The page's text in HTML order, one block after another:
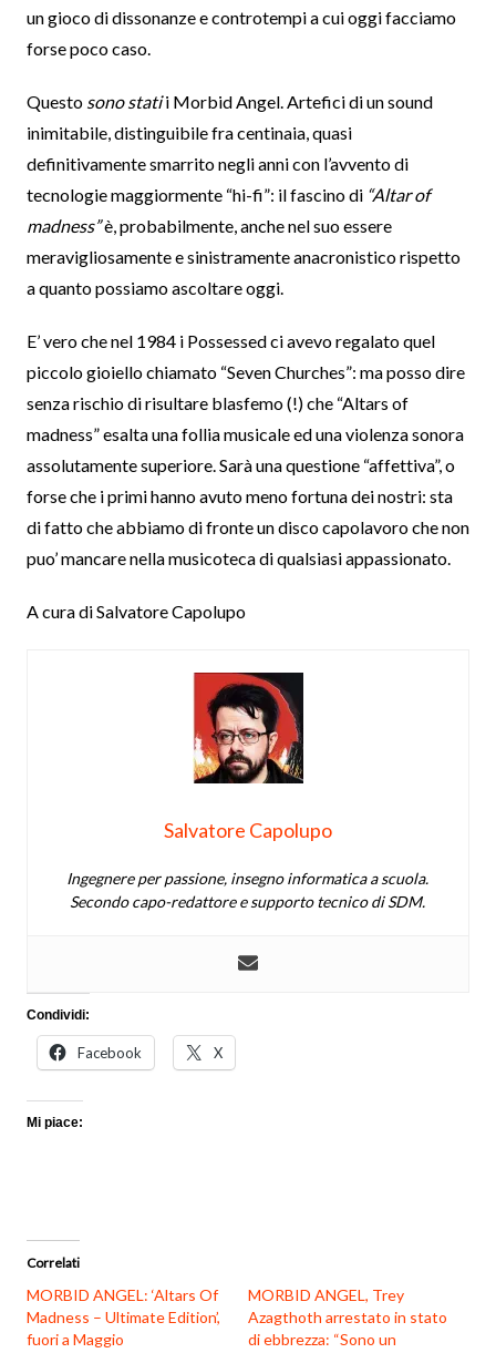
un gioco di dissonanze e controtempi a cui oggi facciamo
forse poco caso.
Questo sono statii Morbid Angel. Artefici di un sound
inimitabile, distinguibile fra centinaia, quasi
definitivamente smarrito negli anni con l’avvento di
tecnologie maggiormente “hi-fi”: il fascino di “Altar of
madness”è, probabilmente, anche nel suo essere
meravigliosamente e sinistramente anacronistico rispetto
a quanto possiamo ascoltare oggi.
E’ vero che nel 1984 i Possessed ci avevo regalato quel
piccolo gioiello chiamato “Seven Churches”: ma posso dire
senza rischio di risultare blasfemo (!) che “Altars of
madness” esalta una follia musicale ed una violenza sonora
assolutamente superiore. Sarà una questione “affettiva”, o
forse che i primi hanno avuto meno fortuna dei nostri: sta
di fatto che abbiamo di fronte un disco capolavoro che non
puo’ mancare nella musicoteca di qualsiasi appassionato.
A cura di Salvatore Capolupo
Salvatore Capolupo
Ingegnere per passione, insegno informatica a scuola.
Secondo capo-redattore e supporto tecnico di SDM.
Condividi:
Facebook X
Mi piace:
Correlati
MORBID ANGEL: ‘Altars Of
Madness – Ultimate Edition’,
fuori a Maggio
MORBID ANGEL, Trey
Azagthoth arrestato in stato
di ebbrezza: “Sono un